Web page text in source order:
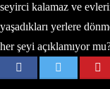
seyirci kalamaz ve
yaşadıkları yerlere
her şeyi açıklamıyor